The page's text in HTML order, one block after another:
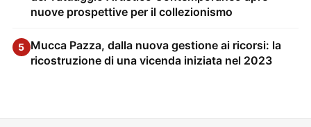
nuove prospettive per il collezionismo
5 Mucca Pazza, dalla nuova gestione ai ricorsi: la
ricostruzione di una vicenda iniziata nel 2023